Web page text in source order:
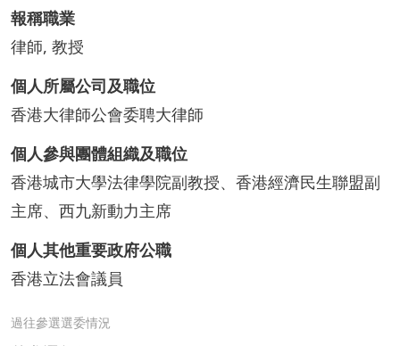
報稱職業
律師, 教授
個人所屬公司及職位
香港大律師公會委聘大律師
個人參與團體組織及職位
香港城市大學法律學院副教授、香港經濟民生聯盟副
主席、西九新動力主席
個人其他重要政府公職
香港立法會議員
過往參選選委情況